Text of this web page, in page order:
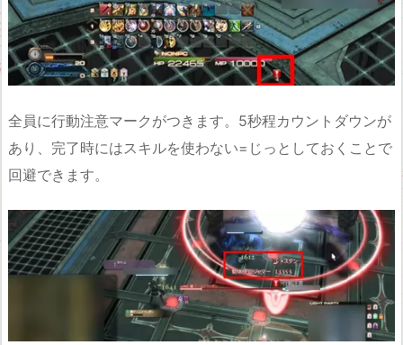
全員に行動注意マークがつきます。5秒程カウントダウンが
あり、完了時にはスキルを使わない=じっとしておくことで
回避できます。